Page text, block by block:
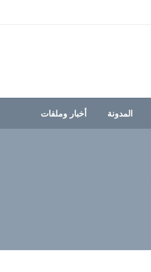
المدونة أخبار وملفات